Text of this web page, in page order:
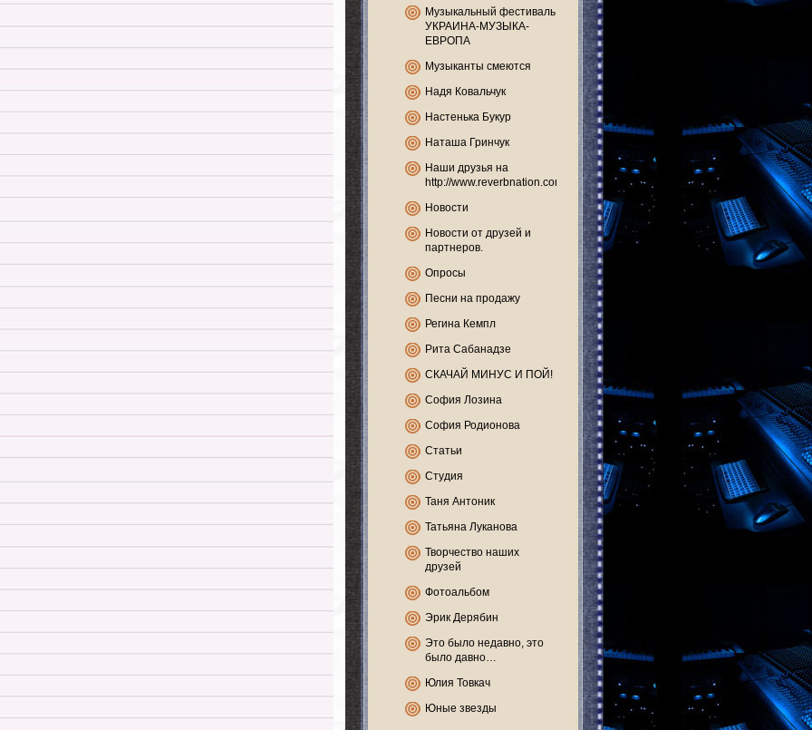
Музыкальный фестиваль
УКРАИНА-МУЗЫКА-
ЕВРОПА
Музыканты смеются
Надя Ковальчук
Настенька Букур
Наташа Гринчук
Наши друзья на
http://www.reverbnation.com
Новости
Новости от друзей и
партнеров.
Опросы
Песни на продажу
Регина Кемпл
Рита Сабанадзе
СКАЧАЙ МИНУС И ПОЙ!
София Лозина
София Родионова
Статьи
Студия
Таня Антоник
Татьяна Луканова
Творчество наших
друзей
Фотоальбом
Эрик Дерябин
Это было недавно, это
было давно…
Юлия Товкач
Юные звезды